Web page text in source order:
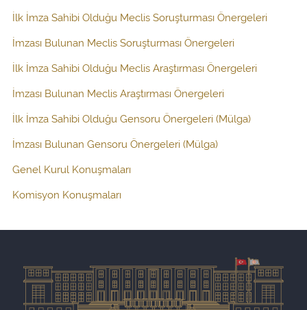
İlk İmza Sahibi Olduğu Meclis Soruşturması Önergeleri
İmzası Bulunan Meclis Soruşturması Önergeleri
İlk İmza Sahibi Olduğu Meclis Araştırması Önergeleri
İmzası Bulunan Meclis Araştırması Önergeleri
İlk İmza Sahibi Olduğu Gensoru Önergeleri (Mülga)
İmzası Bulunan Gensoru Önergeleri (Mülga)
Genel Kurul Konuşmaları
Komisyon Konuşmaları